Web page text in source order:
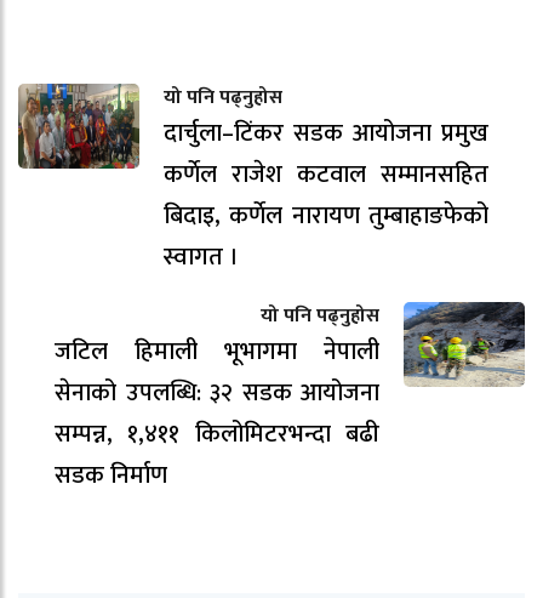
यो पनि पढ्नुहोस
दार्चुला–टिंकर सडक आयोजना प्रमुख
कर्णेल राजेश कटवाल सम्मानसहित
बिदाइ, कर्णेल नारायण तुम्बाहाङफेको
स्वागत ।
यो पनि पढ्नुहोस
जटिल हिमाली भूभागमा नेपाली
सेनाको उपलब्धि: ३२ सडक आयोजना
सम्पन्न, १,४११ किलोमिटरभन्दा बढी
सडक निर्माण